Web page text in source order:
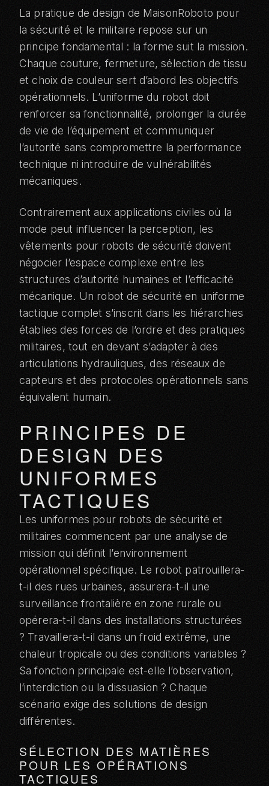
La pratique de design de MaisonRoboto pour
la sécurité et le militaire repose sur un
principe fondamental : la forme suit la mission.
Chaque couture, fermeture, sélection de tissu
et choix de couleur sert d’abord les objectifs
opérationnels. L’uniforme du robot doit
renforcer sa fonctionnalité, prolonger la durée
de vie de l’équipement et communiquer
l’autorité sans compromettre la performance
technique ni introduire de vulnérabilités
mécaniques.
Contrairement aux applications civiles où la
mode peut influencer la perception, les
vêtements pour robots de sécurité doivent
négocier l’espace complexe entre les
structures d’autorité humaines et l’efficacité
mécanique. Un robot de sécurité en uniforme
tactique complet s’inscrit dans les hiérarchies
établies des forces de l’ordre et des pratiques
militaires, tout en devant s’adapter à des
articulations hydrauliques, des réseaux de
capteurs et des protocoles opérationnels sans
équivalent humain.
PRINCIPES DE
DESIGN DES
UNIFORMES
TACTIQUES
Les uniformes pour robots de sécurité et
militaires commencent par une analyse de
mission qui définit l’environnement
opérationnel spécifique. Le robot patrouillera-
t-il des rues urbaines, assurera-t-il une
surveillance frontalière en zone rurale ou
opérera-t-il dans des installations structurées
? Travaillera-t-il dans un froid extrême, une
chaleur tropicale ou des conditions variables ?
Sa fonction principale est-elle l’observation,
l’interdiction ou la dissuasion ? Chaque
scénario exige des solutions de design
différentes.
SÉLECTION DES MATIÈRES
POUR LES OPÉRATIONS
TACTIQUES